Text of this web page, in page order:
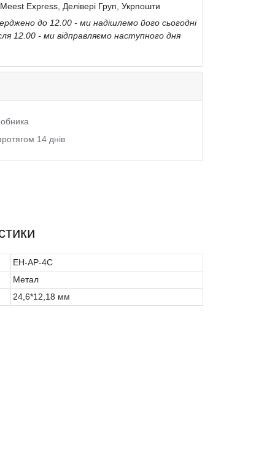
Express, Делівері Груп, Укрпошти
до 12.00 - ми надішлемо його сьогодні
12.00 - ми відправляємо наступного дня
14 днів
EH-AP-4C
Метал
24,6*12,18 мм